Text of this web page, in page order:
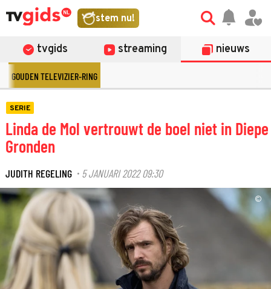
stem nu!
tvgids streaming nieuws
GOUDEN TELEVIZIER-RING
SERIE
Linda de Mol vertrouwt de boel niet in Diepe
Gronden
JUDITH REGELING · 5 JANUARI 2022 09:30
©